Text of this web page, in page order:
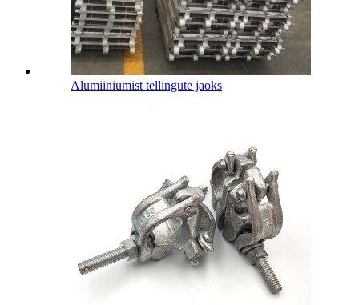
Alumiiniumist tellingute jaoks